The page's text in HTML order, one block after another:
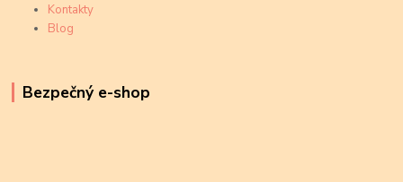
Kontakty
Blog
Bezpečný e-shop